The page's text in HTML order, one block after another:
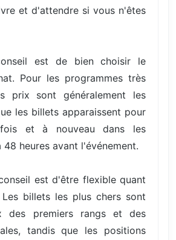
et d'attendre si vous n'êtes
est de bien choisir le
Pour les programmes très
prix sont généralement les
les billets apparaissent pour
et à nouveau dans les
48 heures avant l'événement.
est d'être flexible quant
billets les plus chers sont
des premiers rangs et des
tandis que les positions